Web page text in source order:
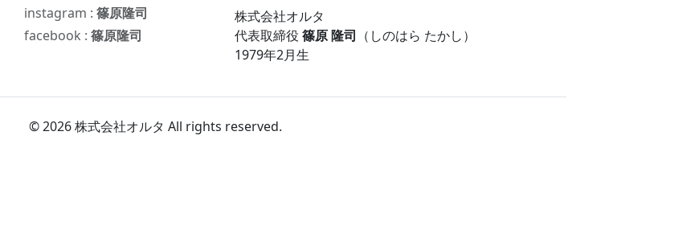
instagram :篠原隆司
facebook :篠原隆司
株式会社オルタ
代表取締役篠原 隆司 （しのはら たかし）
1979年2月生
© 2026 株式会社オルタ All rights reserved.